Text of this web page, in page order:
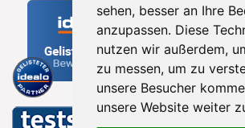
sehen, besser an Ihre
anzupassen. Diese
nutzen wir außerdem,
zu messen, um zu
unsere Besucher
unsere Website weiter